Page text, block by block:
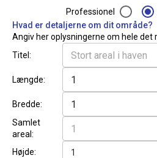
Professionel
Hvad er detaljerne om dit område?
Angiv her oplysningerne om hele det
Titel:
Længde:
Bredde:
Samlet
areal :
Højde: 1